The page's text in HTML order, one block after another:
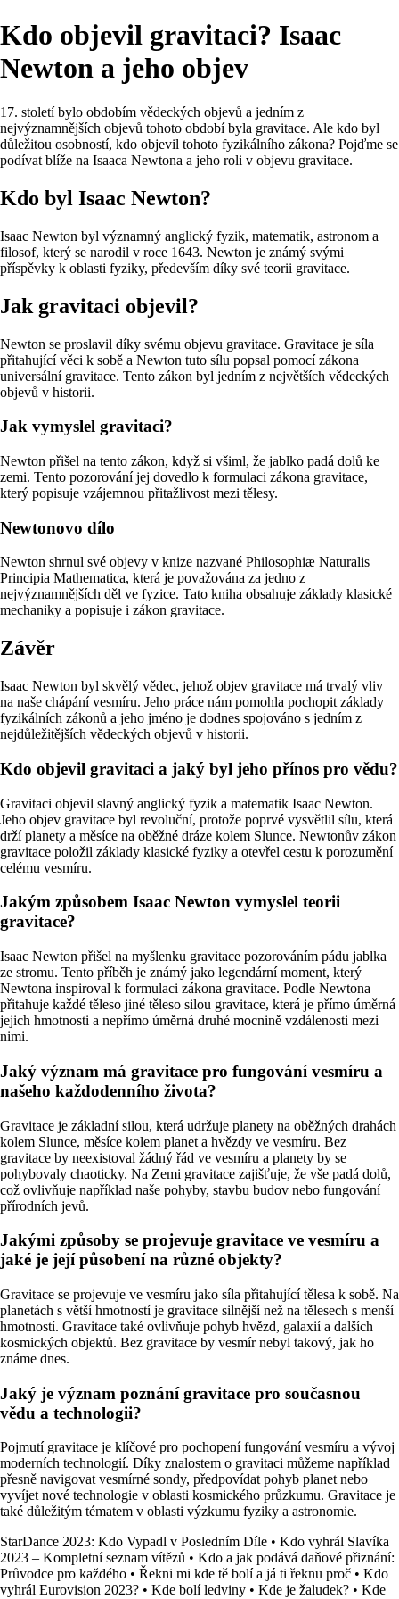
Kdo objevil gravitaci? Isaac
Newton a jeho objev
17. století bylo obdobím vědeckých objevů a jedním z
nejvýznamnějších objevů tohoto období byla gravitace. Ale kdo byl
důležitou osobností, kdo objevil tohoto fyzikálního zákona? Pojďme se
podívat blíže na Isaaca Newtona a jeho roli v objevu gravitace.
Kdo byl Isaac Newton?
Isaac Newton byl významný anglický fyzik, matematik, astronom a
filosof, který se narodil v roce 1643. Newton je známý svými
příspěvky k oblasti fyziky, především díky své teorii gravitace.
Jak gravitaci objevil?
Newton se proslavil díky svému objevu gravitace. Gravitace je síla
přitahující věci k sobě a Newton tuto sílu popsal pomocí zákona
universální gravitace. Tento zákon byl jedním z největších vědeckých
objevů v historii.
Jak vymyslel gravitaci?
Newton přišel na tento zákon, když si všiml, že jablko padá dolů ke
zemi. Tento pozorování jej dovedlo k formulaci zákona gravitace,
který popisuje vzájemnou přitažlivost mezi tělesy.
Newtonovo dílo
Newton shrnul své objevy v knize nazvané Philosophiæ Naturalis
Principia Mathematica, která je považována za jedno z
nejvýznamnějších děl ve fyzice. Tato kniha obsahuje základy klasické
mechaniky a popisuje i zákon gravitace.
Závěr
Isaac Newton byl skvělý vědec, jehož objev gravitace má trvalý vliv
na naše chápání vesmíru. Jeho práce nám pomohla pochopit základy
fyzikálních zákonů a jeho jméno je dodnes spojováno s jedním z
nejdůležitějších vědeckých objevů v historii.
Kdo objevil gravitaci a jaký byl jeho přínos pro vědu?
Gravitaci objevil slavný anglický fyzik a matematik Isaac Newton.
Jeho objev gravitace byl revoluční, protože poprvé vysvětlil sílu, která
drží planety a měsíce na oběžné dráze kolem Slunce. Newtonův zákon
gravitace položil základy klasické fyziky a otevřel cestu k porozumění
celému vesmíru.
Jakým způsobem Isaac Newton vymyslel teorii
gravitace?
Isaac Newton přišel na myšlenku gravitace pozorováním pádu jablka
ze stromu. Tento příběh je známý jako legendární moment, který
Newtona inspiroval k formulaci zákona gravitace. Podle Newtona
přitahuje každé těleso jiné těleso silou gravitace, která je přímo úměrná
jejich hmotnosti a nepřímo úměrná druhé mocnině vzdálenosti mezi
nimi.
Jaký význam má gravitace pro fungování vesmíru a
našeho každodenního života?
Gravitace je základní silou, která udržuje planety na oběžných drahách
kolem Slunce, měsíce kolem planet a hvězdy ve vesmíru. Bez
gravitace by neexistoval žádný řád ve vesmíru a planety by se
pohybovaly chaoticky. Na Zemi gravitace zajišťuje, že vše padá dolů,
což ovlivňuje například naše pohyby, stavbu budov nebo fungování
přírodních jevů.
Jakými způsoby se projevuje gravitace ve vesmíru a
jaké je její působení na různé objekty?
Gravitace se projevuje ve vesmíru jako síla přitahující tělesa k sobě. Na
planetách s větší hmotností je gravitace silnější než na tělesech s menší
hmotností. Gravitace také ovlivňuje pohyb hvězd, galaxií a dalších
kosmických objektů. Bez gravitace by vesmír nebyl takový, jak ho
známe dnes.
Jaký je význam poznání gravitace pro současnou
vědu a technologii?
Pojmutí gravitace je klíčové pro pochopení fungování vesmíru a vývoj
moderních technologií. Díky znalostem o gravitaci můžeme například
přesně navigovat vesmírné sondy, předpovídat pohyb planet nebo
vyvíjet nové technologie v oblasti kosmického průzkumu. Gravitace je
také důležitým tématem v oblasti výzkumu fyziky a astronomie.
StarDance 2023: Kdo Vypadl v Posledním Díle • Kdo vyhrál Slavíka
2023 – Kompletní seznam vítězů • Kdo a jak podává daňové přiznání:
Průvodce pro každého • Řekni mi kde tě bolí a já ti řeknu proč • Kdo
vyhrál Eurovision 2023? • Kde bolí ledviny • Kde je žaludek? • Kde